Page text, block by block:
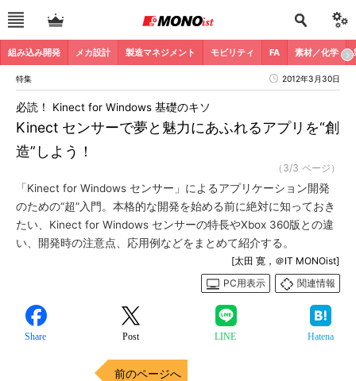
組み込み開発 メカ設計 製造マネジメント モビリティ FA 素材／化学
特集 2012年3月30日
Kinect センサーで夢と魅力にあふれるアプリを“創
造”しよう！
必読！ Kinect for Windows 基礎のキソ
（3/3 ページ）
「Kinect for Windows センサー」によるアプリケーション開発
のための“超”入門。本格的な開発を始める前に絶対に知っておき
たい、Kinect for Windows センサーの特長やXbox 360版との違
い、開発時の注意点、応用例などをまとめて紹介する。
[太田 寛，＠IT MONOist]
PC用表示
関連情報
Share Post LINE Hatena
前のページへ